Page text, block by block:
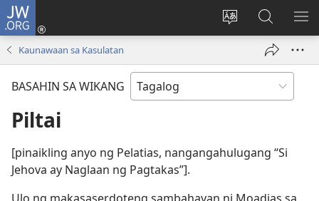
JW.ORG
Baguhin
ng
Mag-
log
bubukas
sa
JW.ORG
Kaunawaan sa Kasulatan
BASAHIN SA WIKANG
Piltai
[pinaikling anyo ng Pelatias, nangangahulugang “Si
Jehova ay Naglaan ng Pagtakas”].